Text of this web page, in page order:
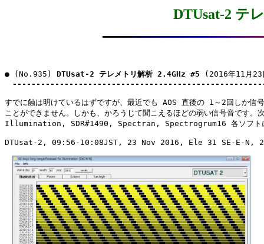
DTUsat-2 テ
● (No.935) DTUsat-2 テレメトリ解析 2.4GHz #5 (2016年11月
すでに蝕は明けているはずですが、最近でも AOS 直後の 1～2回しか信
ことができません。しかも、かろうじて聞こえるほどの弱い信号音です。
Illumination, SDR#1490, Spectran, Spectrogrum16 各ソフトに
DTUsat-2, 09:56-10:08JST, 23 Nov 2016, Ele 31 SE-E-N,